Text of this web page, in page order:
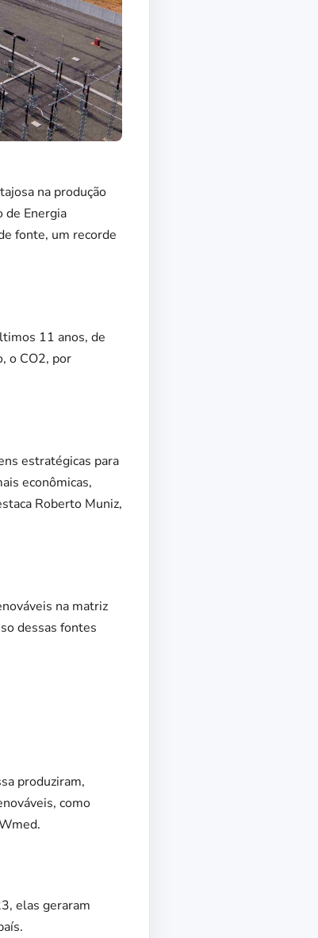
na produção
de Energia
fonte, um recorde
11 anos, de
o CO2, por
estratégicas para
econômicas,
Roberto Muniz,
na matriz
dessas fontes
produziram,
como
elas geraram